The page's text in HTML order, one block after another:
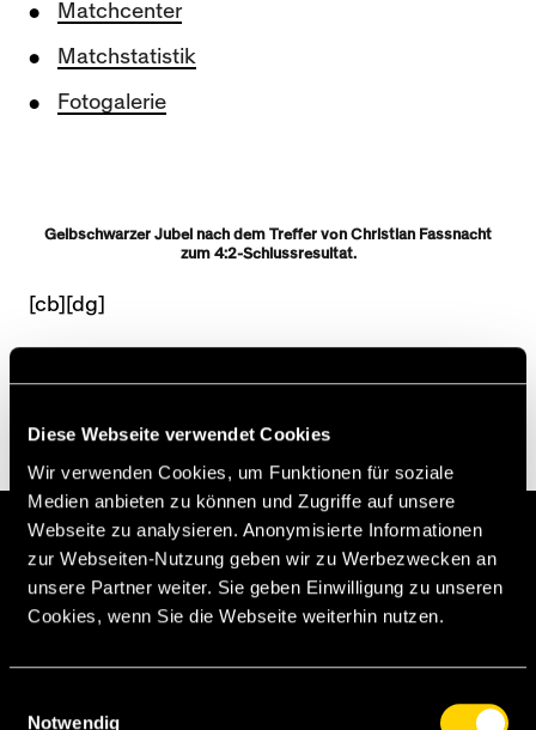
Diese Webseite verwendet Cookies
Wir verwenden Cookies, um Funktionen für soziale
Medien anbieten zu können und Zugriffe auf unsere
Webseite zu analysieren. Anonymisierte Informationen
zur Webseiten-Nutzung geben wir zu Werbezwecken an
unsere Partner weiter. Sie geben Einwilligung zu unseren
Cookies, wenn Sie die Webseite weiterhin nutzen.
Notwendig
Matchcenter
Matchstatistik
Fotogalerie
Gelbschwarzer Jubel nach dem Treffer von Christian Fassnacht
zum 4:2-Schlussresultat.
[cb][dg]
G. Contini
Keller